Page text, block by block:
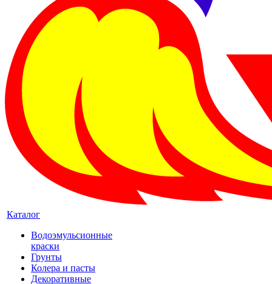
Каталог
Водоэмульсионные
краски
Грунты
Колера и пасты
Декоративные